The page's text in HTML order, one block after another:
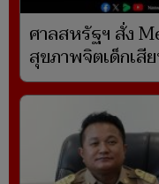
ศาลสหรัฐฯ สั่ง
สุขภาพจิตเด็กเสี